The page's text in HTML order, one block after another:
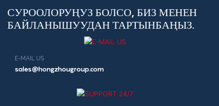
СУРООЛОРУҢУЗ БОЛСО, БИЗ МЕНЕН
БАЙЛАНЫШУУДАН ТАРТЫНБАҢЫЗ.
E-MAIL US
sales@hongzhougroup.com